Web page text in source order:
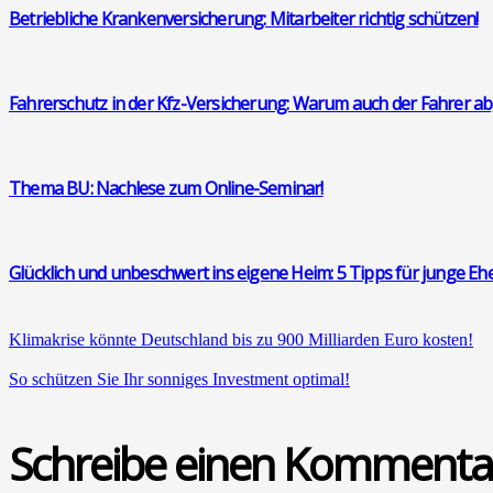
Betrieb­li­che Kran­ken­ver­si­che­rung: Mit­ar­bei­ter rich­tig schüt­zen!
Fah­rer­schutz in der Kfz-Ver­si­che­rung: War­um auch der Fah­rer
The­ma BU: Nach­le­se zum Online-Semi­nar!
Glück­lich und unbe­schwert ins eige­ne Heim: 5 Tipps für jun­ge
Kli­ma­kri­se könn­te Deutsch­land bis zu 900 Mil­li­ar­den Euro kos­ten!
So schüt­zen Sie Ihr son­ni­ges Invest­ment opti­mal!
Schreibe einen